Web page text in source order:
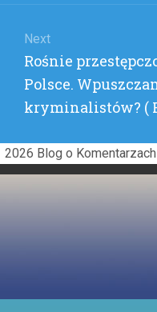
Next
Next
post:
Rośnie
Polsce.
kryminalistów? (
2026 Blog o